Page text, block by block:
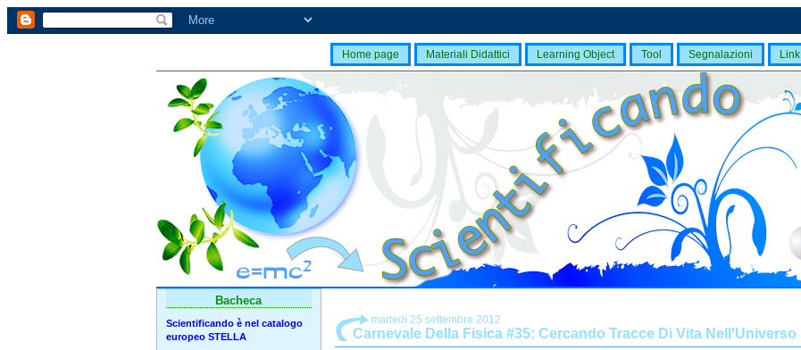
Home page Materiali Didattici Learning Object Tool Segnalazioni Link
martedì 25 settembre 2012
Carnevale Della Fisica #35: Cercando Tracce Di Vita Nell'Universo
Bacheca
Scientificando è nel catalogo
europeo STELLA